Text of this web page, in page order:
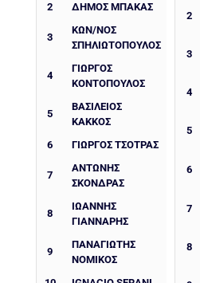
2
ΔΉΜΟΣ ΜΠΆΚΑΣ
3
ΚΩΝ/ΝΟΣ
ΣΠΗΛΙΩΤΌΠΟΥΛΟΣ
4
ΓΙΏΡΓΟΣ
ΚΟΝΤΌΠΟΥΛΟΣ
5
ΒΑΣΊΛΕΙΟΣ
ΚΆΚΚΟΣ
6
ΓΙΏΡΓΟΣ ΤΣΌΤΡΑΣ
7
ΑΝΤΏΝΗΣ
ΣΚΌΝΔΡΑΣ
8
ΙΩΆΝΝΗΣ
ΓΙΆΝΝΑΡΗΣ
9
ΠΑΝΑΓΙΏΤΗΣ
ΝΟΜΙΚΌΣ
2
3
4
5
6
7
8